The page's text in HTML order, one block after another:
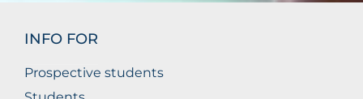
INFO FOR
Prospective students